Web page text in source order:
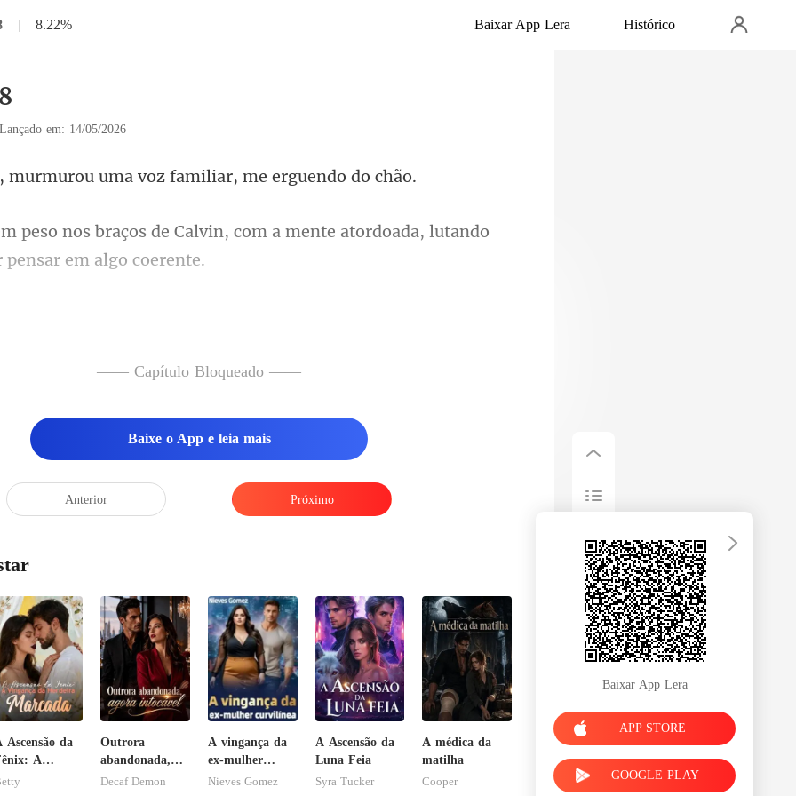
| 8.22% Baixar App Lera Histórico
Lançado em: 14/05/2026
ou uma voz familiar,
vin, com a mente atordoada, lutando
—— Capítulo Bloqueado ——
Baixe o App e leia mais
Anterior Próximo
Ascensão da
A
da
Outrora
abandonada,
agora intocável
Decaf Demon
A vingança da
ex-mulher
curvilínea
Nieves Gomez
A Ascensão da
Luna Feia
Syra Tucker
A médica da
matilha
Cooper
Baixar App Lera
APP STORE
GOOGLE PLAY